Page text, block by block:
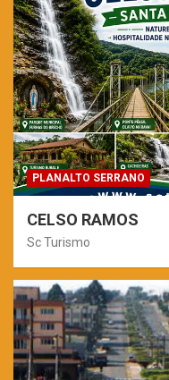
PLANALTO SERRANO
CELSO RAMOS
Sc Turismo